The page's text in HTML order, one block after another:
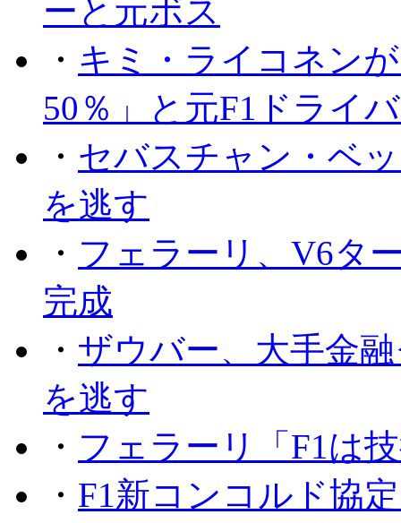
ーと元ボス
・ キミ・ライコネン
50％」と元F1ドライ
・ セバスチャン・ベ
を逃す
・ フェラーリ、V6タ
完成
・ ザウバー、大手金
を逃す
・ フェラーリ「F1は
・ F1新コンコルド協